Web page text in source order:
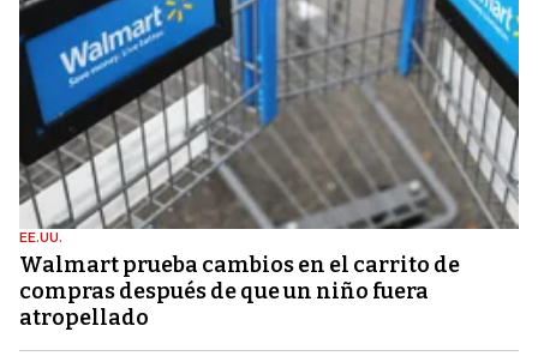
EE.UU.
Walmart prueba cambios en el carrito de
compras después de que un niño fuera
atropellado